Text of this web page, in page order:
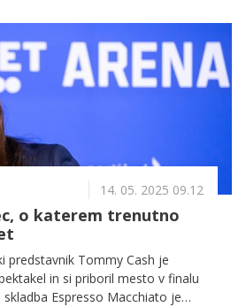
14. 05. 2025 09.12
o katerem trenutno
predstavnik Tommy Cash je
in si priboril mesto v finalu
Espresso Macchiato je